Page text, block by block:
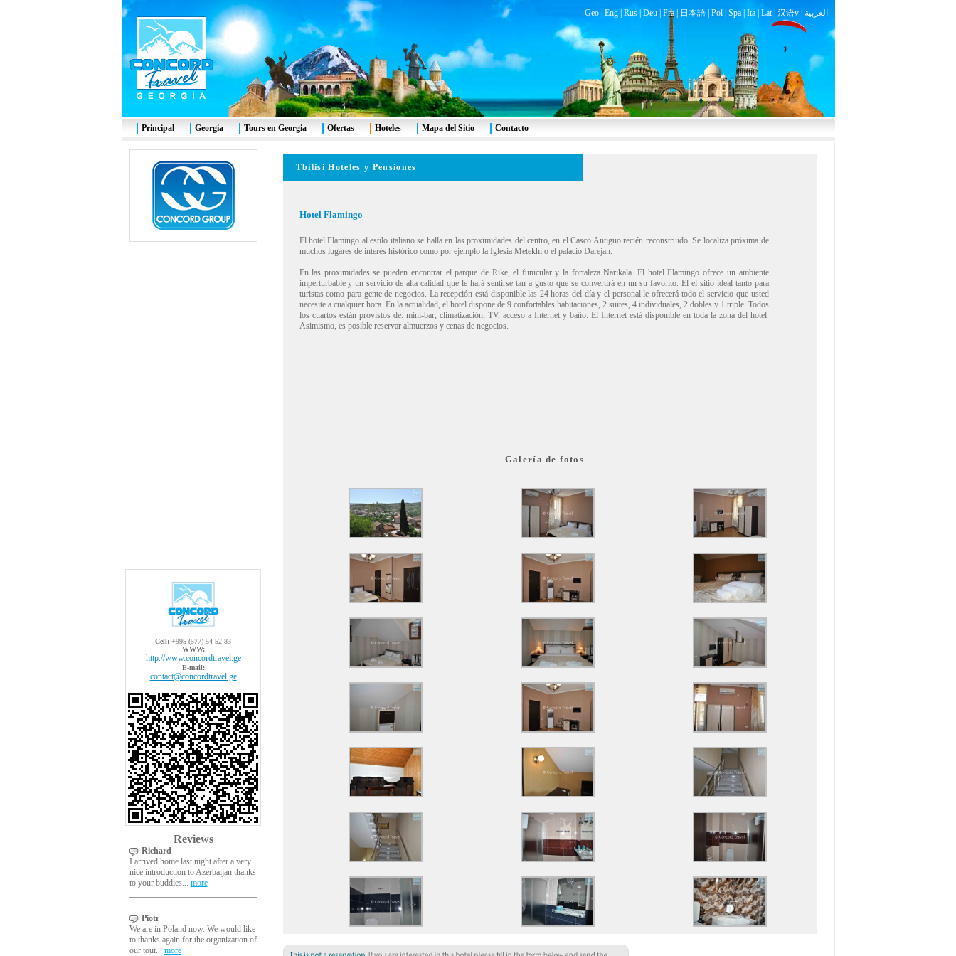
Geo| Eng| Rus| Deu| Fra| 日本語| Pol| Spa| Ita| Lat| 汉语v | العربية
Cell: +995 (577) 54-52-83
WWW:
http://www.concordtravel.ge
E-mail:
contact@concordtravel.ge
Reviews
Richard
I arrived home last night after a very
nice introduction to Azerbaijan thanks
to your buddies... more
Piotr
We are in Poland now. We would like
to thanks again for the organization of
our tour... more
Tbilisi Hoteles y Pensiones
Hotel Flamingo
El hotel Flamingo al estilo italiano se halla en las proximidades del centro, en el Casco Antiguo recién reconstruido. Se localiza próxima de
muchos lugares de interés histórico como por ejemplo la Iglesia Metekhi o el palacio Darejan.
En las proximidades se pueden encontrar el parque de Rike, el funicular y la fortaleza Narikala. El hotel Flamingo ofrece un ambiente
imperturbable y un servicio de alta calidad que le hará sentirse tan a gusto que se convertirá en un su favorito. El el sitio ideal tanto para
turistas como para gente de negocios. La recepción está disponible las 24 horas del día y el personal le ofrecerá todo el servicio que usted
necesite a cualquier hora. En la actualidad, el hotel dispone de 9 confortables habitaciones, 2 suites, 4 individuales, 2 dobles y 1 triple. Todos
los cuartos están provistos de: mini-bar, climatización, TV, acceso a Internet y baño. El Internet está disponible en toda la zona del hotel.
Asimismo, es posible reservar almuerzos y cenas de negocios.
Galería de fotos
Principal Georgia Tours en Georgia Ofertas Hoteles Mapa del Sitio Contacto